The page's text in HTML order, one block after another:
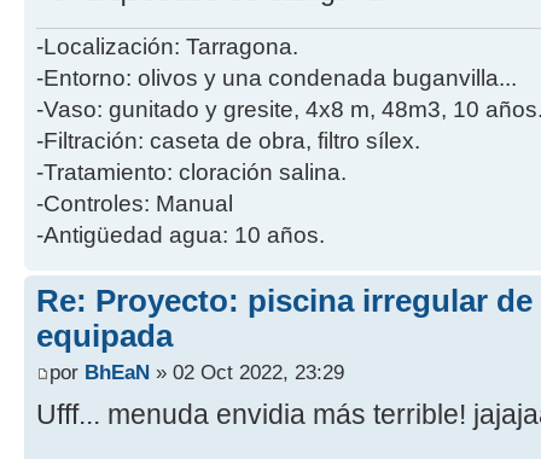
-Localización: Tarragona.
-Entorno: olivos y una condenada buganvilla...
-Vaso: gunitado y gresite, 4x8 m, 48m3, 10
-Filtración: caseta de obra, filtro sílex.
-Tratamiento: cloración salina.
-Controles: Manual
-Antigüedad agua: 10 años.
Re: Proyecto: piscina irregular
equipada
por BhEaN » 02 Oct 2022, 23:29
Ufff... menuda envidia más terrible!